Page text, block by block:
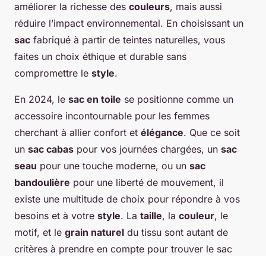
améliorer la richesse des couleurs, mais aussi
réduire l’impact environnemental. En choisissant un
sac fabriqué à partir de teintes naturelles, vous
faites un choix éthique et durable sans
compromettre le style.
En 2024, le sac en toile se positionne comme un
accessoire incontournable pour les femmes
cherchant à allier confort et élégance. Que ce soit
un sac cabas pour vos journées chargées, un sac
seau pour une touche moderne, ou un sac
bandoulière pour une liberté de mouvement, il
existe une multitude de choix pour répondre à vos
besoins et à votre style. La taille, la couleur, le
motif, et le grain naturel du tissu sont autant de
critères à prendre en compte pour trouver le sac